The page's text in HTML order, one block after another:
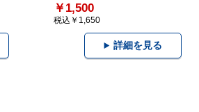
￥1,500
税込￥1,650
詳細を見る